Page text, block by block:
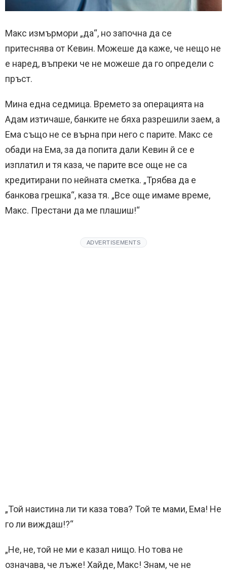
Макс измърмори „да“, но започна да се
притеснява от Кевин. Можеше да каже, че нещо не
е наред, въпреки че не можеше да го определи с
пръст.
Мина една седмица. Времето за операцията на
Адам изтичаше, банките не бяха разрешили заем, а
Ема също не се върна при него с парите. Макс се
обади на Ема, за да попита дали Кевин й се е
изплатил и тя каза, че парите все още не са
кредитирани по нейната сметка. „Трябва да е
банкова грешка“, каза тя. „Все още имаме време,
Макс. Престани да ме плашиш!“
ADVERTISEMENTS
„Той наистина ли ти каза това? Той те мами, Ема! Не
го ли виждаш!?“
„Не, не, той не ми е казал нищо. Но това не
означава, че лъже! Хайде, Макс! Знам, че не